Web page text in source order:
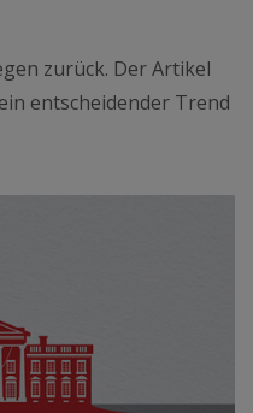
zurück. Der Artikel
entscheidender Trend